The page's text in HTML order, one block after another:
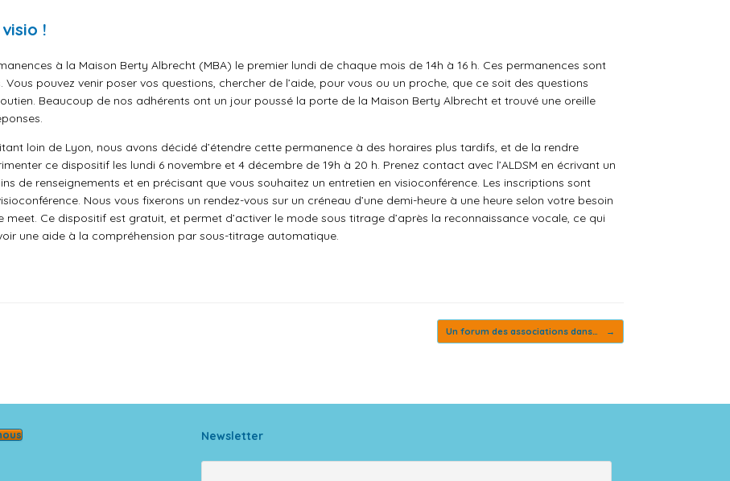
!
à la Maison Berty Albrecht (MBA) le premier lundi de chaque mois de 14h à 16 h. Ces permanences sont
pouvez venir poser vos questions, chercher de l’aide, pour vous ou un proche, que ce soit des questions
Beaucoup de nos adhérents ont un jour poussé la porte de la Maison Berty Albrecht et trouvé une oreille
loin de Lyon, nous avons décidé d’étendre cette permanence à des horaires plus tardifs, et de la rendre
ce dispositif les lundi 6 novembre et 4 décembre de 19h à 20 h. Prenez contact avec l’ALDSM en écrivant un
de renseignements et en précisant que vous souhaitez un entretien en visioconférence. Les inscriptions sont
Nous vous fixerons un rendez-vous sur un créneau d’une demi-heure à une heure selon votre besoin
Ce dispositif est gratuit, et permet d’activer le mode sous titrage d’après la reconnaissance vocale, ce qui
une aide à la compréhension par sous-titrage automatique.
Un forum des associations dans… →
Newsletter